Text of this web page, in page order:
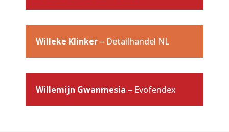
Willeke Klinker – Detailhandel NL
Willemijn Gwanmesia – Evofendex